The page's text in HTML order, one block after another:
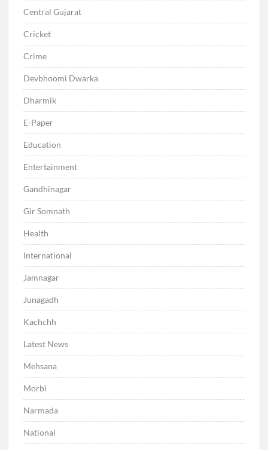
Central Gujarat
Cricket
Crime
Devbhoomi Dwarka
Dharmik
E-Paper
Education
Entertainment
Gandhinagar
Gir Somnath
Health
International
Jamnagar
Junagadh
Kachchh
Latest News
Mehsana
Morbi
Narmada
National